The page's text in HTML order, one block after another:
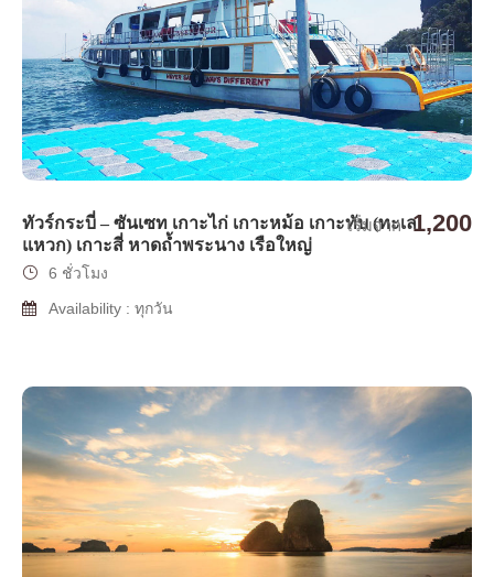
ทัวร์กระบี่ – ซันเซท เกาะไก่ เกาะหม้อ เกาะทับ (ทะเล
แหวก) เกาะสี่ หาดถ้ำพระนาง เรือใหญ่
เริ่มจาก 1,200
6 ชั่วโมง
Availability : ทุกวัน